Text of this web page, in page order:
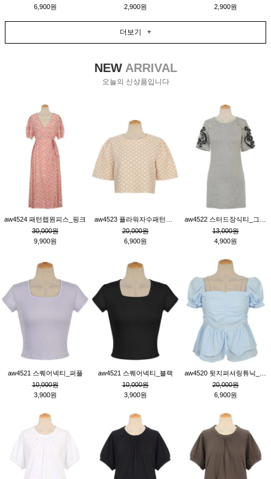
6,900원
2,900원
2,900원
더보기 +
NEWARRIVAL
오늘의 신상품입니다
aw4524 패턴랩원피스_핑크
30,000원
9,900원
20,000원
6,900원
13,000원
4,900원
aw4521 스퀘어넥티_퍼플
10,000원
3,900원
aw4521 스퀘어넥티_블랙
10,000원
3,900원
20,000원
6,900원